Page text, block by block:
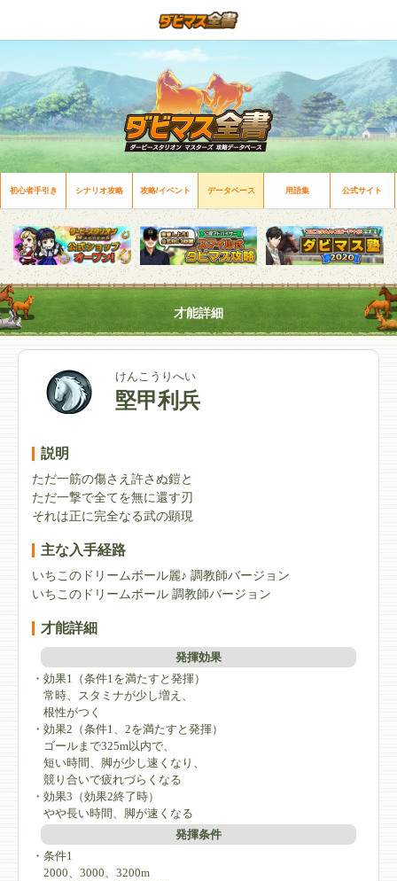
初心者手引き シナリオ攻略 攻略/イベント データベース 用語集 公式サイト
才能詳細
けんこうりへい
堅甲利兵
説明
ただ一筋の傷さえ許さぬ鎧と
ただ一撃で全てを無に還す刃
それは正に完全なる武の顕現
主な入手経路
いちこのドリームボール麗♪ 調教師バージョン
いちこのドリームボール 調教師バージョン
才能詳細
発揮効果
・効果1（条件1を満たすと発揮）
常時、スタミナが少し増え、
根性がつく
・効果2（条件1、2を満たすと発揮）
ゴールまで325m以内で、
短い時間、脚が少し速くなり、
競り合いで疲れづらくなる
・効果3（効果2終了時）
やや長い時間、脚が速くなる
発揮条件
・条件1
2000、3000、3200m